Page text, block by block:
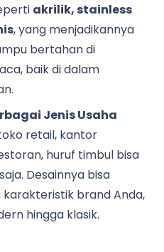
akrilik, stainless
, yang menjadikannya
bertahan di
baik di dalam
Jenis Usaha
retail, kantor
huruf timbul bisa
Desainnya bisa
karakteristik brand Anda,
hingga klasik.